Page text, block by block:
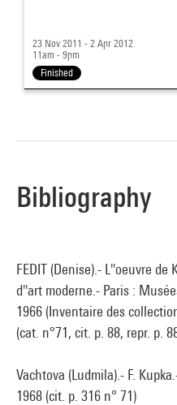
23 Nov 2011 - 2 Apr 2012
11am - 9pm
Finished
Bibliography
FEDIT (Denise).- L''oeuvre
d''art moderne.- Paris :
1966 (Inventaire des
(cat. n°71, cit. p. 88, repr. p.
Vachtova (Ludmila).- F.
1968 (cit. p. 316 n° 71)